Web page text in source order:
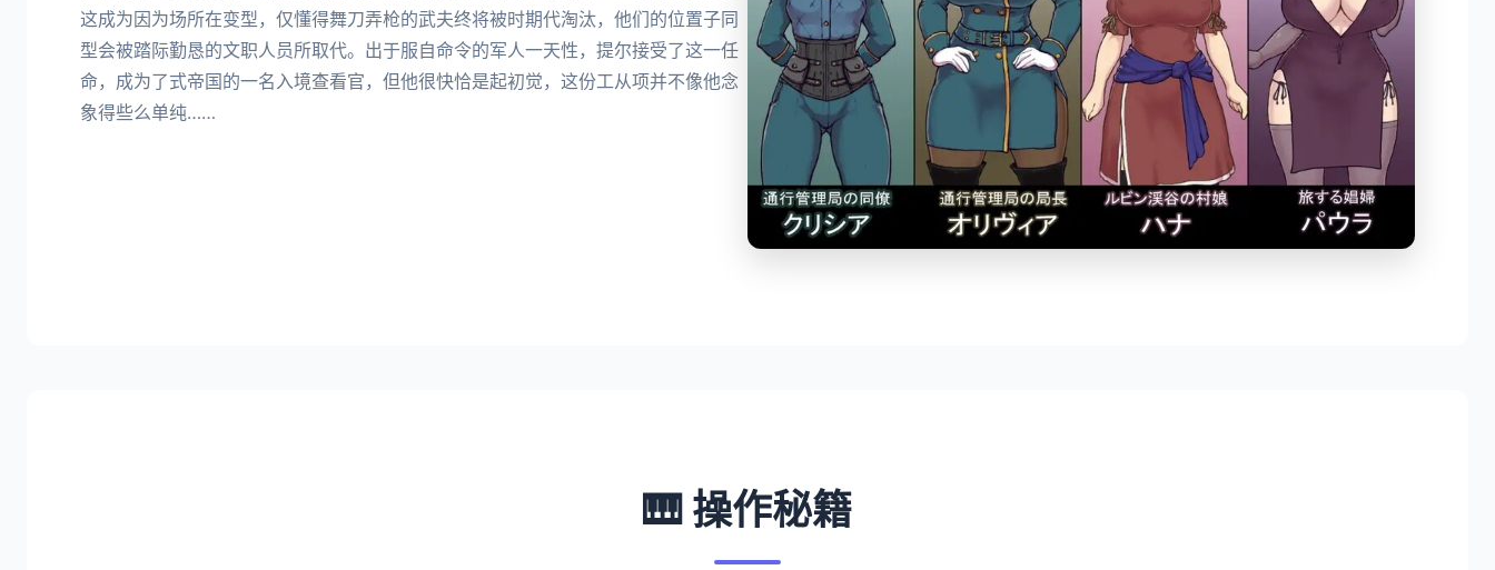
这成为因为场所在变型，仅懂得舞刀弄枪的武夫终将被时期代淘汰，他们的位置子同
型会被踏际勤恳的文职人员所取代。出于服自命令的军人一天性，提尔接受了这一任
命，成为了式帝国的一名入境查看官，但他很快恰是起初觉，这份工从项并不像他念
象得些么单纯……
🎹 操作秘籍